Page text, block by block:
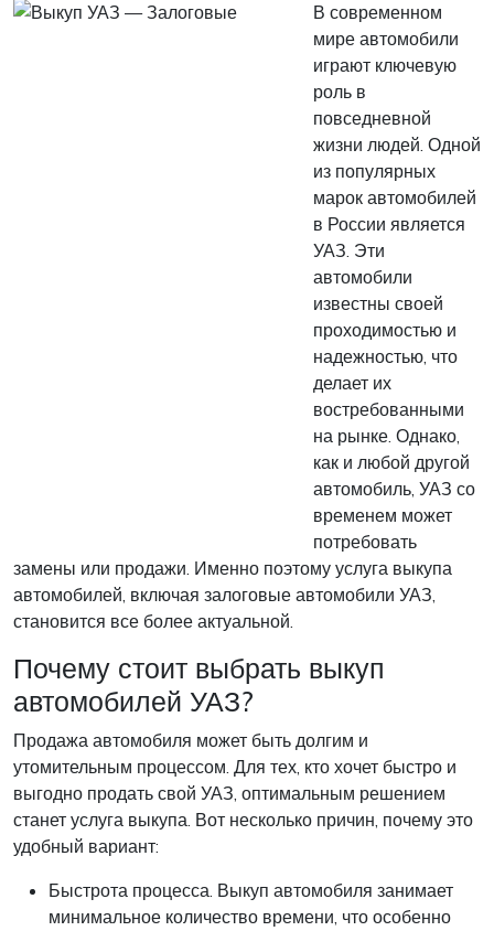
В современном
мире автомобили
играют ключевую
роль в
повседневной
жизни людей. Одной
из популярных
марок автомобилей
в России является
УАЗ. Эти
автомобили
известны своей
проходимостью и
надежностью, что
делает их
востребованными
на рынке. Однако,
как и любой другой
автомобиль, УАЗ со
временем может
потребовать
замены или продажи. Именно поэтому услуга выкупа
автомобилей, включая залоговые автомобили УАЗ,
становится все более актуальной.
Почему стоит выбрать выкуп
автомобилей УАЗ?
Продажа автомобиля может быть долгим и
утомительным процессом. Для тех, кто хочет быстро и
выгодно продать свой УАЗ, оптимальным решением
станет услуга выкупа. Вот несколько причин, почему это
удобный вариант:
Быстрота процесса. Выкуп автомобиля занимает
минимальное количество времени, что особенно